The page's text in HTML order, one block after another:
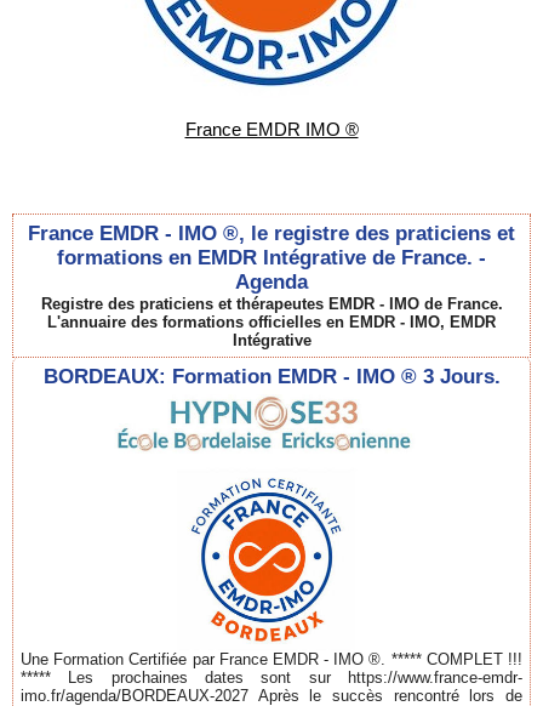
France EMDR IMO ®
France EMDR - IMO ®, le registre des praticiens et
formations en EMDR Intégrative de France. -
Agenda
Registre des praticiens et thérapeutes EMDR - IMO de France.
L'annuaire des formations officielles en EMDR - IMO, EMDR
Intégrative
BORDEAUX: Formation EMDR - IMO ® 3 Jours.
Une Formation Certifiée par France EMDR - IMO ®. ***** COMPLET !!!
***** Les prochaines dates sont sur https://www.france-emdr-
imo.fr/agenda/BORDEAUX-2027 Après le succès rencontré lors de